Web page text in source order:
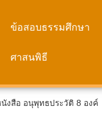
ข้อสอบธรรมศึกษา
ศาสนพิธี
งสือ อนุพุทธประวัติ 8 องค์